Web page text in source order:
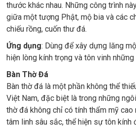
thước khác nhau. Những công trình
giữa một tượng Phật, mộ bia và các
chiếu rồng, cuốn thư đá.
Ứng dụng: Dùng để xây dựng lăng
hiện lòng kính trọng và tôn vinh
Bàn Thờ Đá
Bàn thờ đá là một phần không thể
Việt Nam, đặc biệt là trong những
thờ đá không chỉ có tính thẩm mỹ cao
tâm linh sâu sắc, thể hiện sự tôn kính